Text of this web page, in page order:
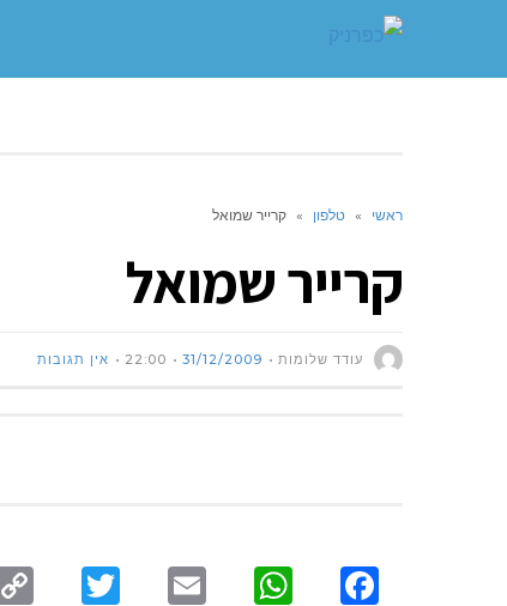
ראשי » טלפון » קרייר שמואל
קרייר שמואל
עודד שלומות 31/12/2009
22:00 אין תגובות
Facebook
WhatsApp
Email
Twitter